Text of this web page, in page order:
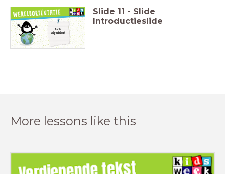
Tot de
volgende keer!
Slide 11 - Slide
Introductieslide
More lessons like this